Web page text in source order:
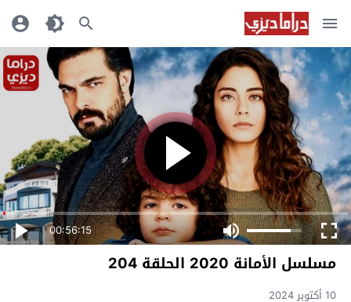
00:56:15
مسلسل الأمانة 2020 الحلقة 204
10 أكتوبر 2024